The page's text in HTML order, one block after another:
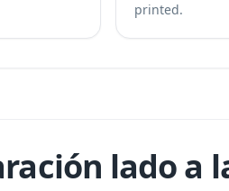
printed.
lado a